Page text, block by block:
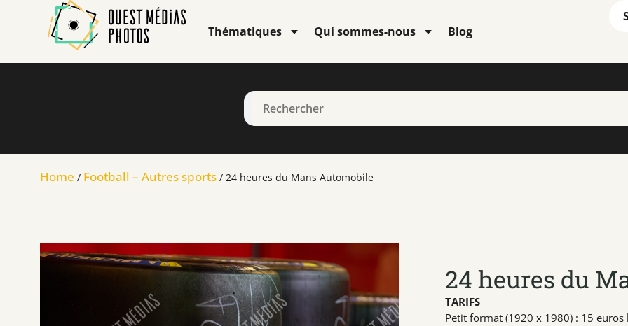
Thématiques Qui sommes-nous Blog
Home / Football – Autres sports / 24 heures du Mans Automobile
24 heures du
TARIFS
Petit format (1920 x 1980) : 15 euros